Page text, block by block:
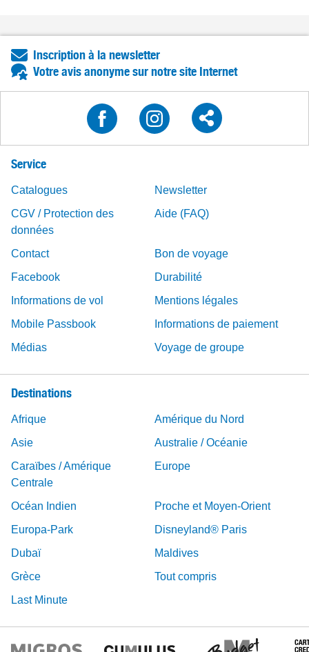
Inscription à la newsletter
Votre avis anonyme sur notre site Internet
Service
Catalogues
Newsletter
CGV / Protection des
données
Aide (FAQ)
Contact
Bon de voyage
Facebook
Durabilité
Informations de vol
Mentions légales
Mobile Passbook
Informations de paiement
Médias
Voyage de groupe
Destinations
Afrique
Amérique du Nord
Asie
Australie / Océanie
Caraïbes / Amérique
Centrale
Europe
Océan Indien
Proche et Moyen-Orient
Europa-Park
Disneyland® Paris
Dubaï
Maldives
Grèce
Tout compris
Last Minute